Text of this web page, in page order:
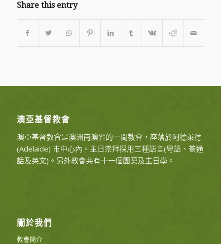
Share this entry
澳亞基督教會
澳亞基督教會是澳洲南澳省的一間教會，座落於阿德萊德
(Adelaide) 市中心內。主日祟拜採用三種語言(粵語、普通
話及英文)。另外教會共有十一個團契及主日學。
關於我們
教會簡介